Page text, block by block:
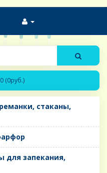
(0руб.)
стаканы,
для запекания,